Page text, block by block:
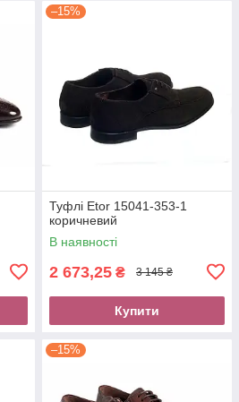
–15%
Туфлі Etor 15041-353-1
коричневий
В наявності
2 673,25 ₴ 3 145 ₴
Купити
–15%